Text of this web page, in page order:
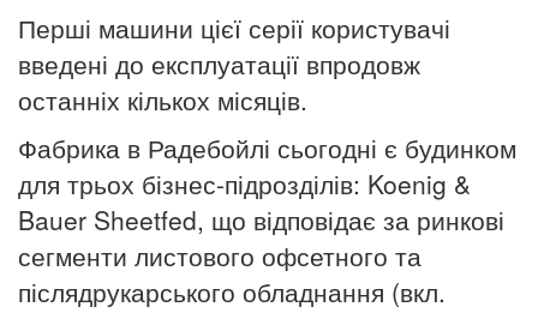
Перші машини цієї серії користувачі
введені до експлуатації впродовж
останніх кількох місяців.
Фабрика в Радебойлі сьогодні є будинком
для трьох бізнес-підрозділів: Koenig &
Bauer Sheetfed, що відповідає за ринкові
сегменти листового офсетного та
післядрукарського обладнання (вкл.